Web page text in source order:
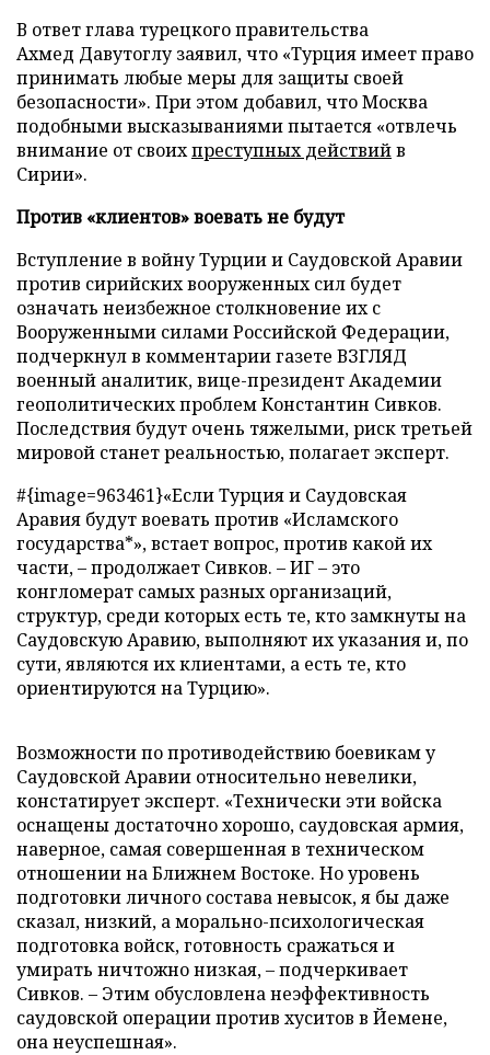
В ответ глава турецкого правительства
Ахмед Давутоглу заявил, что «Турция имеет право
принимать любые меры для защиты своей
безопасности». При этом добавил, что Москва
подобными высказываниями пытается «отвлечь
внимание от своихпреступных действийв
Сирии».
Против «клиентов» воевать не будут
Вступление в войну Турции и Саудовской Аравии
против сирийских вооруженных сил будет
означать неизбежное столкновение их с
Вооруженными силами Российской Федерации,
подчеркнул в комментарии газете ВЗГЛЯД
военный аналитик, вице-президент Академии
геополитических проблем Константин Сивков.
Последствия будут очень тяжелыми, риск третьей
мировой станет реальностью, полагает эксперт.
#{image=963461}«Если Турция и Саудовская
Аравия будут воевать против «Исламского
государства*», встает вопрос, против какой их
части, – продолжает Сивков. – ИГ – это
конгломерат самых разных организаций,
структур, среди которых есть те, кто замкнуты на
Саудовскую Аравию, выполняют их указания и, по
сути, являются их клиентами, а есть те, кто
ориентируются на Турцию».
Возможности по противодействию боевикам у
Саудовской Аравии относительно невелики,
констатирует эксперт. «Технически эти войска
оснащены достаточно хорошо, саудовская армия,
наверное, самая совершенная в техническом
отношении на Ближнем Востоке. Но уровень
подготовки личного состава невысок, я бы даже
сказал, низкий, а морально-психологическая
подготовка войск, готовность сражаться и
умирать ничтожно низкая, – подчеркивает
Сивков. – Этим обусловлена неэффективность
саудовской операции против хуситов в Йемене,
она неуспешная».